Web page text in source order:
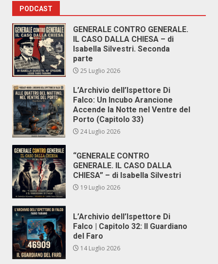
PODCAST
GENERALE CONTRO GENERALE.
IL CASO DALLA CHIESA – di
Isabella Silvestri. Seconda
parte
25 Luglio 2026
L’Archivio dell’Ispettore Di
Falco: Un Incubo Arancione
Accende la Notte nel Ventre del
Porto (Capitolo 33)
24 Luglio 2026
“GENERALE CONTRO
GENERALE. IL CASO DALLA
CHIESA” – di Isabella Silvestri
19 Luglio 2026
L’Archivio dell’Ispettore Di
Falco | Capitolo 32: Il Guardiano
del Faro
14 Luglio 2026